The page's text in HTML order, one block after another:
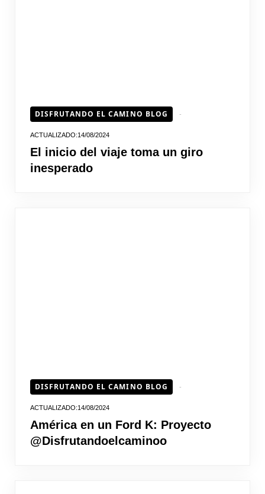
DISFRUTANDO EL CAMINO BLOG
14/08/2024
El inicio del viaje toma un giro
inesperado
DISFRUTANDO EL CAMINO BLOG
14/08/2024
América en un Ford K: Proyecto
@Disfrutandoelcaminoo